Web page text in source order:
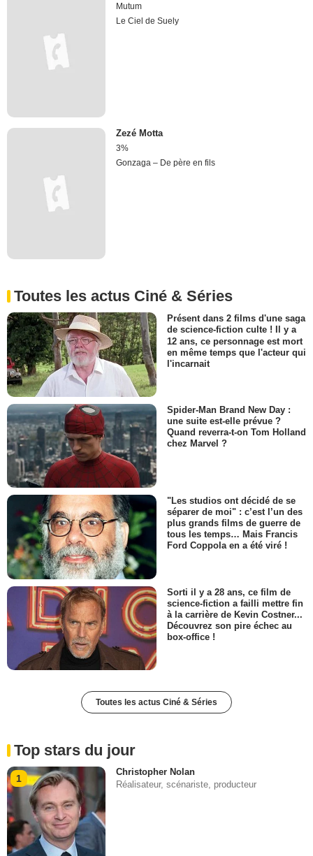
Mutum
Le Ciel de Suely
Zezé Motta
3%
Gonzaga – De père en fils
Toutes les actus Ciné & Séries
Présent dans 2 films d'une saga
de science-fiction culte ! Il y a
12 ans, ce personnage est mort
en même temps que l'acteur qui
l'incarnait
Spider-Man Brand New Day :
une suite est-elle prévue ?
Quand reverra-t-on Tom Holland
chez Marvel ?
"Les studios ont décidé de se
séparer de moi" : c’est l’un des
plus grands films de guerre de
tous les temps… Mais Francis
Ford Coppola en a été viré !
Sorti il y a 28 ans, ce film de
science-fiction a failli mettre fin
à la carrière de Kevin Costner...
Découvrez son pire échec au
box-office !
Toutes les actus Ciné & Séries
Top stars du jour
1
Christopher Nolan
Réalisateur, scénariste, producteur